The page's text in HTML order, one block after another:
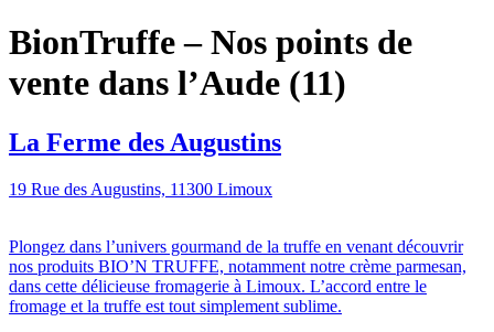
BionTruffe – Nos points de
vente dans l’Aude (11)
La Ferme des Augustins
19 Rue des Augustins, 11300 Limoux
Plongez dans l’univers gourmand de la truffe en venant découvrir
nos produits BIO’N TRUFFE, notamment notre crème parmesan,
dans cette délicieuse fromagerie à Limoux. L’accord entre le
fromage et la truffe est tout simplement sublime.